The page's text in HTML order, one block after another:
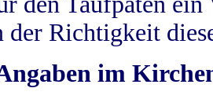
der Richtigkeit
im